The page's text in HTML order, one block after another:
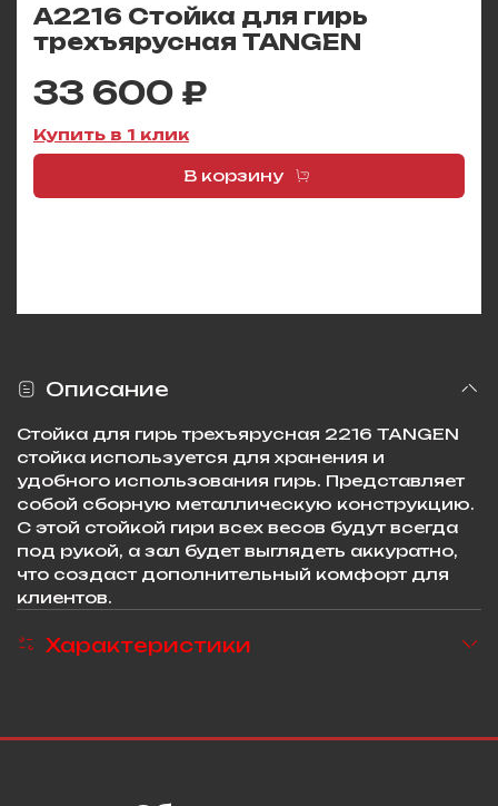
A2216 Стойка для гирь
трехъярусная TANGEN
33 600 ₽
Купить в 1 клик
В корзину
Описание
Стойка для гирь трехъярусная 2216 TANGEN
стойка используется для хранения и
удобного использования гирь. Представляет
собой сборную металлическую конструкцию.
С этой стойкой гири всех весов будут всегда
под рукой, а зал будет выглядеть аккуратно,
что создаст дополнительный комфорт для
клиентов.
Характеристики